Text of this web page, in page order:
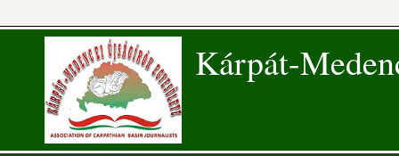
Kárpát-